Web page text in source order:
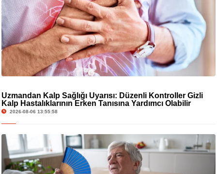
Uzmandan Kalp Sağlığı Uyarısı: Düzenli Kontroller Gizli
Kalp Hastalıklarının Erken Tanısına Yardımcı Olabilir
2026-08-06 13:55:58